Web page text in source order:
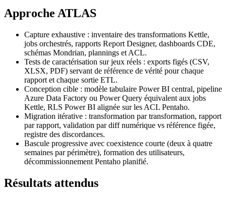
Approche ATLAS
Capture exhaustive : inventaire des transformations Kettle,
jobs orchestrés, rapports Report Designer, dashboards CDE,
schémas Mondrian, plannings et ACL.
Tests de caractérisation sur jeux réels : exports figés (CSV,
XLSX, PDF) servant de référence de vérité pour chaque
rapport et chaque sortie ETL.
Conception cible : modèle tabulaire Power BI central, pipeline
Azure Data Factory ou Power Query équivalent aux jobs
Kettle, RLS Power BI alignée sur les ACL Pentaho.
Migration itérative : transformation par transformation, rapport
par rapport, validation par diff numérique vs référence figée,
registre des discordances.
Bascule progressive avec coexistence courte (deux à quatre
semaines par périmètre), formation des utilisateurs,
décommissionnement Pentaho planifié.
Résultats attendus